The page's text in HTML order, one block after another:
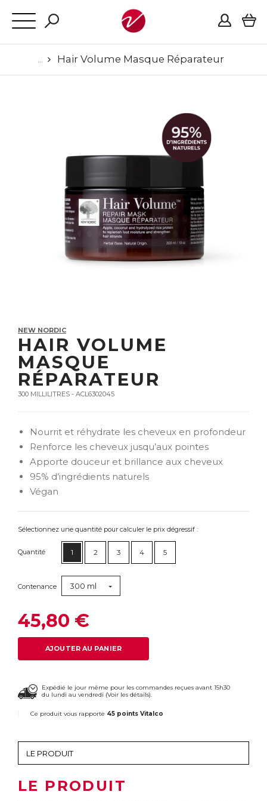
Hair Volume Masque Réparateur
NEW NORDIC
HAIR VOLUME
MASQUE
RÉPARATEUR
300 MILLILITRES - ACL6302045
Nourrit et réhydrate les cheveux en profondeur
Renforce les cheveux jusqu’aux pointes
Apporte douceur et brillance aux cheveux
95% d’ingrédients naturels
Végan
Sélectionnez une quantité pour calculer le prix dégressif :
Quantité 1 2 3 4 5
Contenance 300 ml
45,80 €
AJOUTER AU PANIER
Expédié le jour même pour les commandes reçues avant 15h30
du lundi au vendredi (Voir les détails).
Ce produit vous rapporte 45 points Vitalco
LE PRODUIT